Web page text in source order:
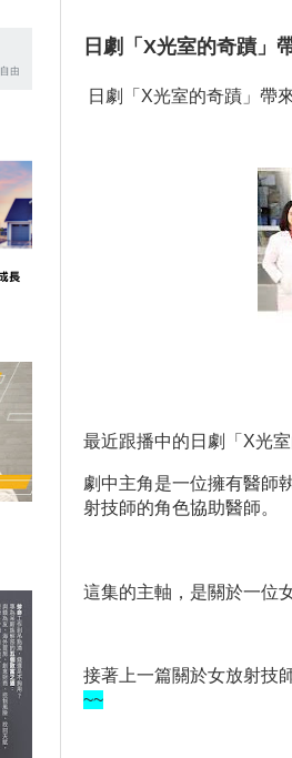
日劇「X光室的奇蹟」
日劇「 X光室的奇蹟」帶
最近跟播中的日劇「 X光
劇中主角是一位擁有醫師
射技師的角色協助醫師。
這集的主軸，是關於一位
接著上一篇關於女放射技
~~